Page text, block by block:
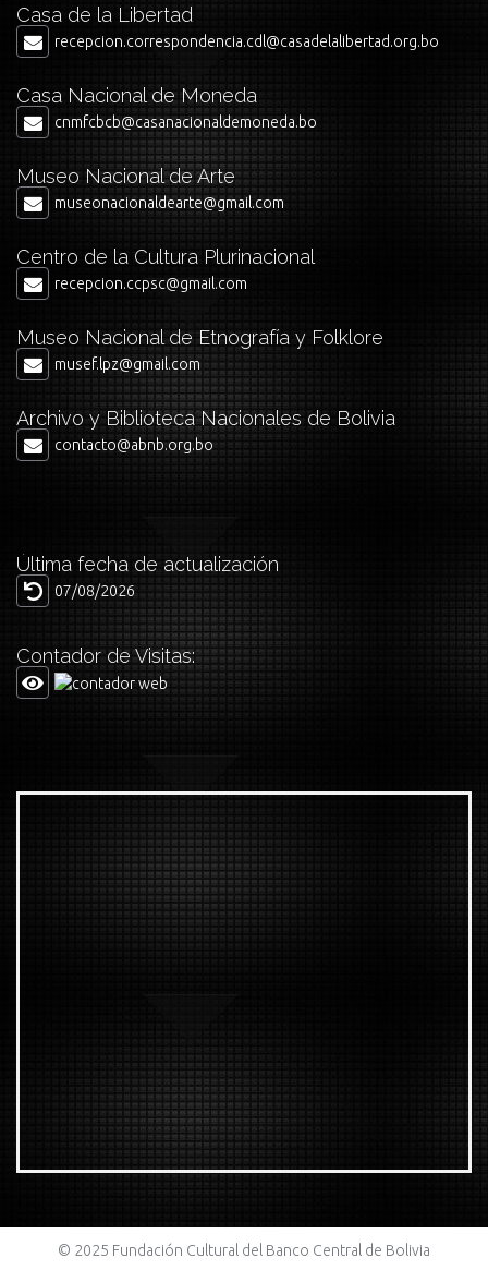
Casa de la Libertad
recepcion.correspondencia.cdl@casadelalibertad.org.bo
Casa Nacional de Moneda
cnmfcbcb@casanacionaldemoneda.bo
Museo Nacional de Arte
museonacionaldearte@gmail.com
Centro de la Cultura Plurinacional
recepcion.ccpsc@gmail.com
Museo Nacional de Etnografía y Folklore
musef.lpz@gmail.com
Archivo y Biblioteca Nacionales de Bolivia
contacto@abnb.org.bo
Última fecha de actualización
07/08/2026
Contador de Visitas:
© 2025 Fundación Cultural del Banco Central de Bolivia